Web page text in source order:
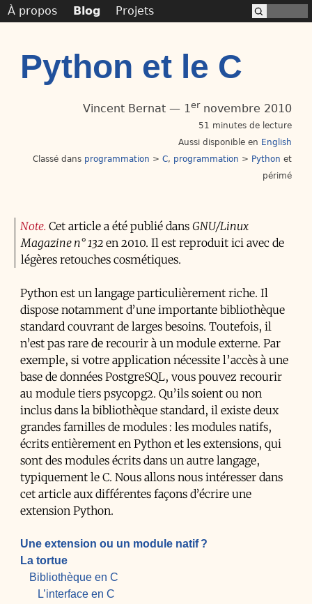
Python et le C
Vincent Bernat 1ernovembre 2010
51 minutes de lecture
Aussi disponible en English
Classé dans programmation >C programmation > Python
périmé
Note Cet article a été publié dans GNU/Linux
Magazine n° 132en 2010. Il est reproduit ici avec de
légères retouches cosmétiques.
Python est un langage particulièrement riche. Il
dispose notamment d’une importante bibliothèque
standard couvrant de larges besoins. Toutefois, il
n’est pas rare de recourir à un module externe. Par
exemple, si votre application nécessite l’accès à une
base de données PostgreSQL, vous pouvez recourir
au module tiers psycopg2. Qu’ils soient ou non
inclus dans la bibliothèque standard, il existe deux
grandes familles de modules : les modules natifs,
écrits entièrement en Python et les extensions, qui
sont des modules écrits dans un autre langage,
typiquement le C. Nous allons nous intéresser dans
cet article aux différentes façons d’écrire une
extension Python.
Une extension ou un module natif ?
La tortue
Bibliothèque en C
L’interface en C
À propos Blog Projets